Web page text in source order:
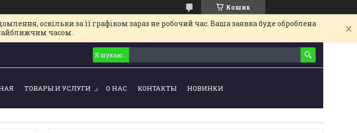
Кошик
оскільки за її графіком зараз не робочий час. Ваша заявка буде оброблена
часом.
ТОВАРЫ И УСЛУГИ О НАС КОНТАКТЫ НОВИНКИ